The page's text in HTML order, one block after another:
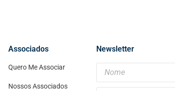
Associados
Quero Me Associar
Nossos Associados
Newsletter